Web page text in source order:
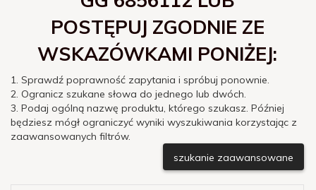
POSTĘPUJ ZGODNIE ZE
WSKAZÓWKAMI PONIŻEJ:
1. Sprawdź poprawność zapytania i spróbuj ponownie.
2. Ogranicz szukane słowa do jednego lub dwóch.
3. Podaj ogólną nazwę produktu, którego szukasz. Później
będziesz mógł ograniczyć wyniki wyszukiwania korzystając z
zaawansowanych filtrów.
szukanie zaawansowane